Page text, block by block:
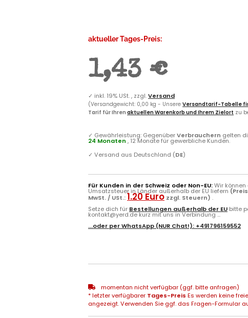
aktueller Tages-Preis:
1,43 €
✓ inkl. 19% USt. , zzgl.Versand
(Versandgewicht: 0,00 kg - Unsere Versandtarif-Tabelle
Tarif für Ihren aktuellen Warenkorb und Ihrem Zielort zu
✓ Gewährleistung: GegenüberVerbrauchern gelten
24 Monaten , 12 Monate für gewerbliche Kunden.
✓ Versand aus Deutschland (DE)
Für Kunden in der Schweiz oder Non-EU:Wir
Umsatzsteuer in Länder außerhalb der EU liefern
MwSt. / USt.:1.20 Euro zzgl. Steuern) .
Setze dich für Bestellungen außerhalb der EU bitte
kontakt@yerd.de kurz mit uns in Verbindung ...
...oder perWhatsApp (NUR Chat!): +491796159552
momentan nicht verfügbar (ggf. bitte anfragen)
* letzter verfügbarer Tages-Preis Es werden keine
angezeigt. Verwenden Sie ggf. das Fragen-Formular